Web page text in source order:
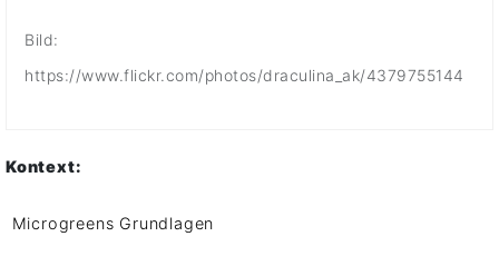
Bild:
https://www.flickr.com/photos/draculina_ak/4379755144
Kontext:
Microgreens Grundlagen